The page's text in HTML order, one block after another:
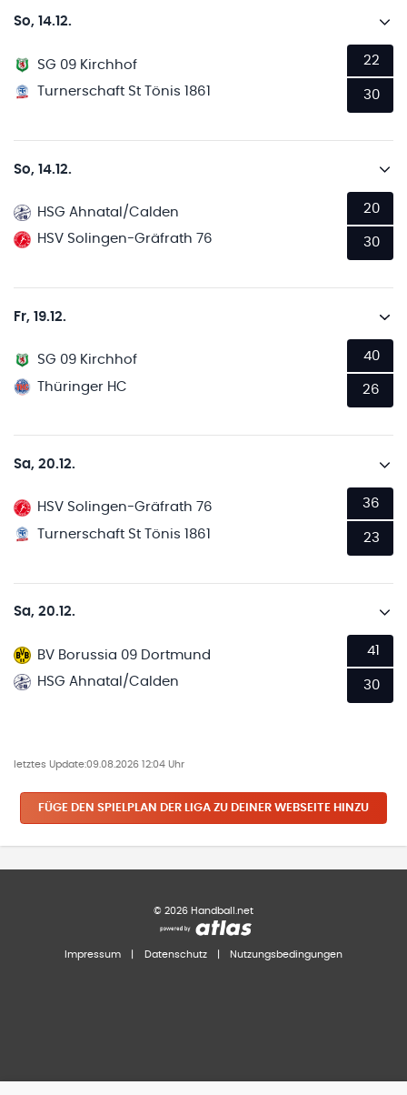
So, 14.12.
SG 09 Kirchhof
Turnerschaft St Tönis 1861
22
30
So, 14.12.
HSG Ahnatal/Calden
HSV Solingen-Gräfrath 76
20
30
Fr, 19.12.
SG 09 Kirchhof
Thüringer HC
40
26
Sa, 20.12.
HSV Solingen-Gräfrath 76
Turnerschaft St Tönis 1861
36
23
Sa, 20.12.
BV Borussia 09 Dortmund
HSG Ahnatal/Calden
41
30
letztes Update:09.08.2026 12:04 Uhr
FÜGE DEN SPIELPLAN DER LIGA ZU DEINER WEBSEITE HINZU
© 2026 Handball.net
Impressum Datenschutz Nutzungsbedingungen